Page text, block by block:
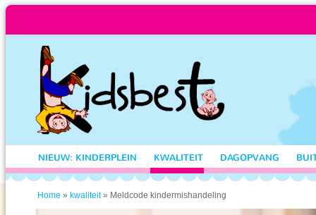
NIEUW: KINDERPLEIN KWALITEIT DAGOPVANG
Home » kwaliteit» Meldcode kindermishandeling